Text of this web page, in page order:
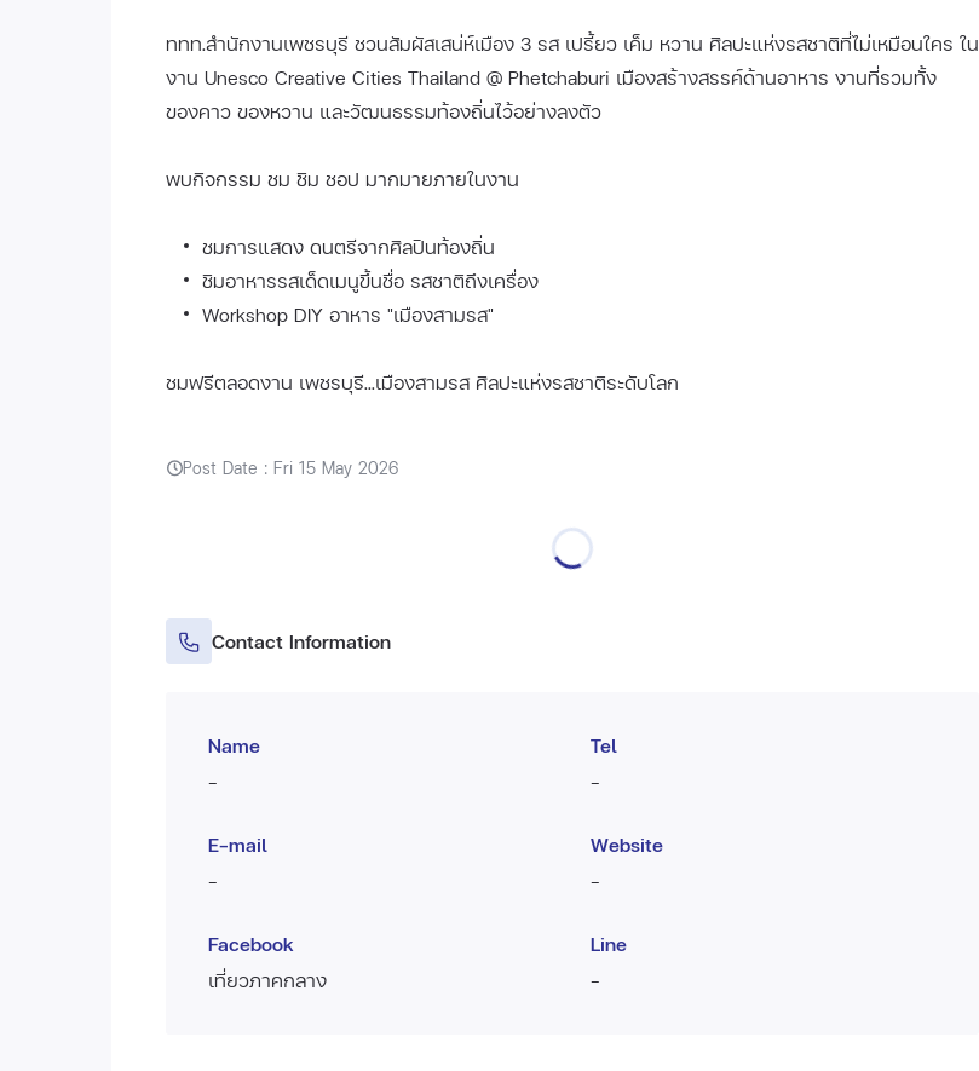
ททท.สำนักงานเพชรบุรี ชวนสัมผัสเสน่ห์เมือง 3 รส เปรี้ยว เค็ม หวาน ศิลปะแห่งรสชาติที่ไม่เหมือนใคร ใน
งาน Unesco Creative Cities Thailand @ Phetchaburi เมืองสร้างสรรค์ด้านอาหาร งานที่รวมทั้ง
ของคาว ของหวาน และวัฒนธรรมท้องถิ่นไว้อย่างลงตัว
พบกิจกรรม ชม ชิม ชอป มากมายภายในงาน
ชมการแสดง ดนตรีจากศิลปินท้องถิ่น
ชิมอาหารรสเด็ดเมนูขึ้นชื่อ รสชาติถึงเครื่อง
Workshop DIY อาหาร "เมืองสามรส"
ชมฟรีตลอดงาน เพชรบุรี...เมืองสามรส ศิลปะแห่งรสชาติระดับโลก
Post Date : Fri 15 May 2026
Contact Information
Name
-
Tel
-
E-mail
-
Website
-
Facebook
เที่ยวภาคกลาง
Line
-